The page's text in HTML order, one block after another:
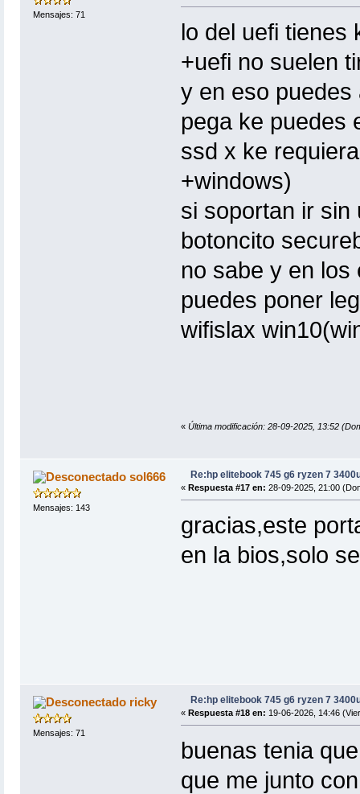
Mensajes: 71
lo del uefi tienes
+uefi no suelen
y en eso
pega ke puedes
ssd x ke
+windows)
si soportan ir sin
botoncito
no sabe y en los
puedes poner
wifislax
« Última modificación: 28-09-2025, 13:52
sol666
Mensajes: 143
Re:hp elitebook 745 g6 ryzen 7
« Respuesta #17 en: 28-09-2025, 21:00
gracias,este
en la bios,solo
ricky
Mensajes: 71
Re:hp elitebook 745 g6 ryzen 7
« Respuesta #18 en: 19-06-2026, 14:46
buenas tenia
que me junto